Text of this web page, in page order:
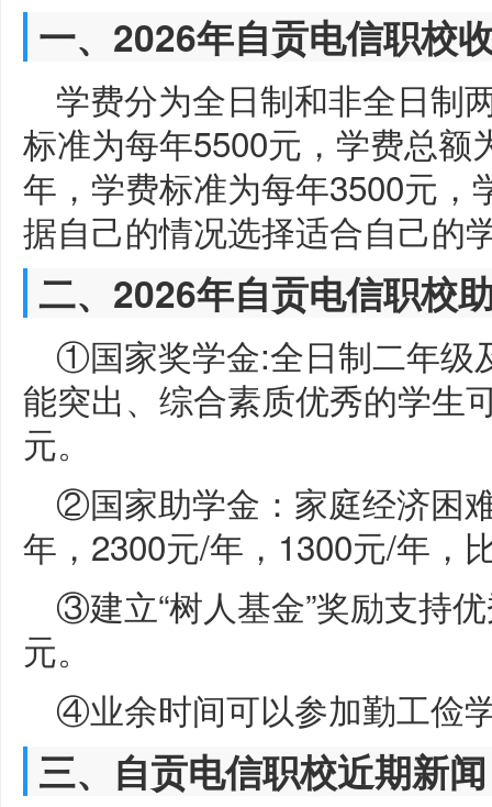
一、2026年自贡电信职校
学费分为全日制和非全日制
标准为每年5500元，学费总
年，学费标准为每年3500元
据自己的情况选择适合自己的
二、2026年自贡电信职校
①国家奖学金:全日制二年级
能突出、综合素质优秀的学生
元。
②国家助学金：家庭经济困
年，2300元/年，1300元/年，
③建立“树人基金”奖励支持
元。
④业余时间可以参加勤工俭
三、自贡电信职校近期新闻